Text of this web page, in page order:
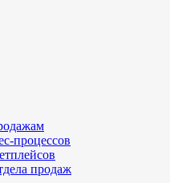
процессов
продаж